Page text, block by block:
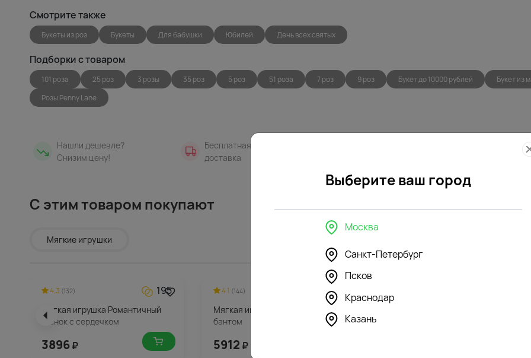
Смотрите также
Букеты из роз Букеты Для бабушки Юбилей День всех святых
Подборки с товаром
101 роза 25 роз 3 розы 35 роз 5 роз 51 роза 7 роз 9 роз Букет до 10000 рублей Букет из
Розы Penny Lane
Нашли дешевле?
Снизим цену!
Бесплатная
доставка
С этим товаром покупают
Мягкие игрушки
4.3 (132) 195
Мягкая игрушка Романтичный
Щенок с сердечком
3896₽
4.1 (144) 296
Мягкая игрушка Зайка Ми с
бантом
5912 ₽
Выберите ваш город
Москва
Санкт-Петербург
Псков
Краснодар
Казань